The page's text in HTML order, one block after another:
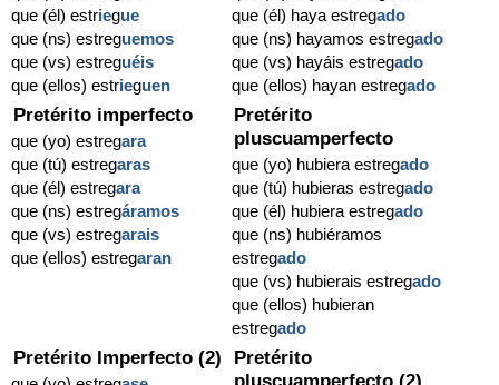
que (él) estriegue
que (ns) estreguemos
que (vs) estreguéis
que (ellos) estrieguen
que (él) haya estregado
que (ns) hayamos estregado
que (vs) hayáis estregado
que (ellos) hayan estregado
Pretérito imperfecto
que (yo) estregara
que (tú) estregaras
que (él) estregara
que (ns) estregáramos
que (vs) estregarais
que (ellos) estregaran
Pretérito
pluscuamperfecto
que (yo) hubiera estregado
que (tú) hubieras estregado
que (él) hubiera estregado
que (ns) hubiéramos
estregado
que (vs) hubierais estregado
que (ellos) hubieran
estregado
Pretérito Imperfecto (2)
Pretérito